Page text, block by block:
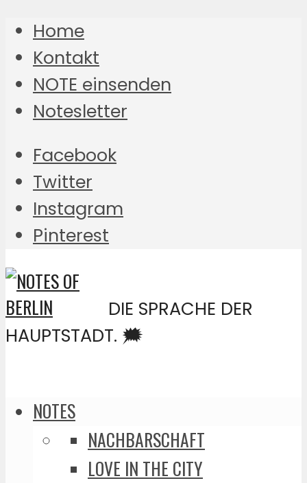
Home
Kontakt
NOTE einsenden
Notesletter
Facebook
Twitter
Instagram
Pinterest
DIE SPRACHE DER
HAUPTSTADT. 🗯️
NOTES
NACHBARSCHAFT
LOVE IN THE CITY